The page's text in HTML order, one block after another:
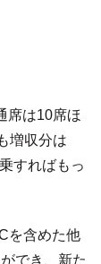
席は10席ほ
増収分は
すればもっ
を含めた他
でき、新た